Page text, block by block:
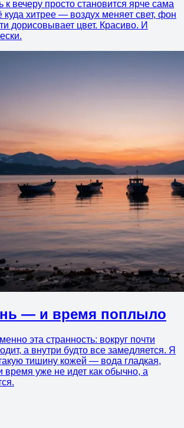
к вечеру просто становится ярче сама
куда хитрее — воздух меняет свет, фон
дорисовывает цвет. Красиво. И
— и время поплыло
эта странность: вокруг почти
а внутри будто все замедляется. Я
тишину кожей — вода гладкая,
время уже не идет как обычно, а